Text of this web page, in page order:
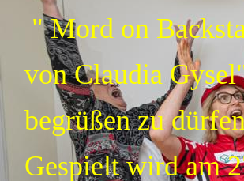
" Mord on
von Claudia
begrüßen zu
Gespielt wird am